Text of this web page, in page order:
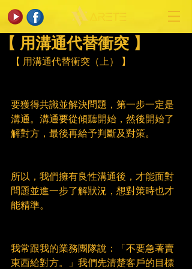
【 用溝通代替衝突 】
【 用溝通代替衝突（上） 】
要獲得共識並解決問題，第一步一定是
溝通。溝通要從傾聽開始，然後開始了
解對方，最後再給予判斷及對策。
所以，我們擁有良性溝通後，才能面對
問題並進一步了解狀況，想對策時也才
能精準。
我常跟我的業務團隊說：「不要急著賣
東西給對方。」我們先清楚客戶的目標